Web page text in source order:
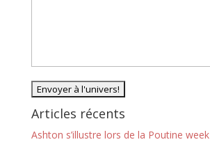
Articles récents
Ashton s’illustre lors de la Poutine week